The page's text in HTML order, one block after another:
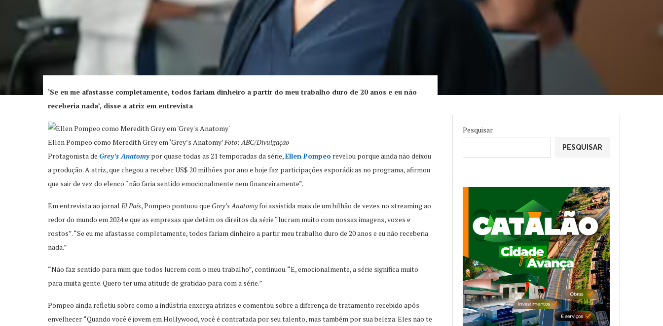
‘Se eu me afastasse completamente, todos fariam dinheiro a partir do meu trabalho duro de 20 anos e eu não
receberia nada’, disse a atriz em entrevista
Ellen Pompeo como Meredith Grey em ‘Grey’s Anatomy’Foto: ABC/Divulgação
Protagonista de Grey’s Anatomy por quase todas as 21 temporadas da série,Ellen Pompeo revelou porque ainda não deixou
a produção. A atriz, que chegou a receber US$ 20 milhões por ano e hoje faz participações esporádicas no programa, afirmou
que sair de vez do elenco “não faria sentido emocionalmente nem financeiramente”.
Em entrevista ao jornal El País, Pompeo pontuou que Grey’s Anatomyfoi assistida mais de um bilhão de vezes no streaming ao
redor do mundo em 2024 e que as empresas que detêm os direitos da série “lucram muito com nossas imagens, vozes e
rostos”. “Se eu me afastasse completamente, todos fariam dinheiro a partir meu trabalho duro de 20 anos e eu não receberia
nada.”
“Não faz sentido para mim que todos lucrem com o meu trabalho”, continuou. “E, emocionalmente, a série significa muito
para muita gente. Quero ter uma atitude de gratidão para com a série.”
Pompeo ainda refletiu sobre como a indústria enxerga atrizes e comentou sobre a diferença de tratamento recebido após
envelhecer. “Quando você é jovem em Hollywood, você é contratada por seu talento, mas também por sua beleza. Eles não te
Pesquisar
PESQUISAR